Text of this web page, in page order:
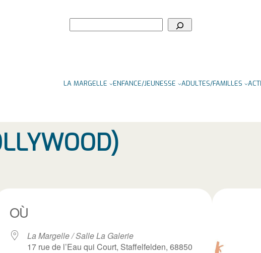
LA MARGELLE ENFANCE/JEUNESSE ADULTES/FAMILLES
OÙ
La Margelle / Salle La Galerie
17 rue de l’Eau qui Court, Staffelfelden, 68850